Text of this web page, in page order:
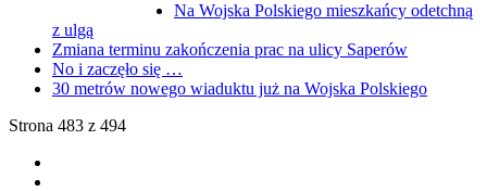
Na Wojska Polskiego mieszkańcy odetchną
z ulgą
Zmiana terminu zakończenia prac na ulicy Saperów
No i zaczęło się …
30 metrów nowego wiaduktu już na Wojska Polskiego
Strona 483 z 494